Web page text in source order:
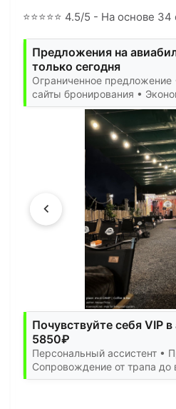
⭐⭐⭐⭐⭐ 4.5/5 - На основе 34
Предложения на
только сегодня
Ограниченное предложение
сайты бронирования •
Почувствуйте себя VIP
5850₽
Персональный ассистент •
Сопровождение от трапа до